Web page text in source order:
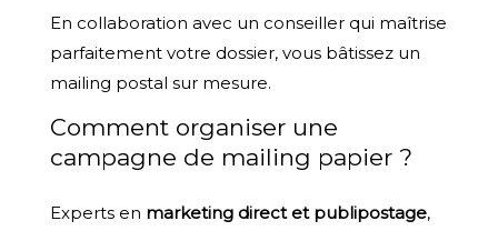
En collaboration avec un conseiller qui maîtrise
parfaitement votre dossier, vous bâtissez un
mailing postal sur mesure.
Comment organiser une
campagne de mailing papier ?
Experts en marketing direct et publipostage,